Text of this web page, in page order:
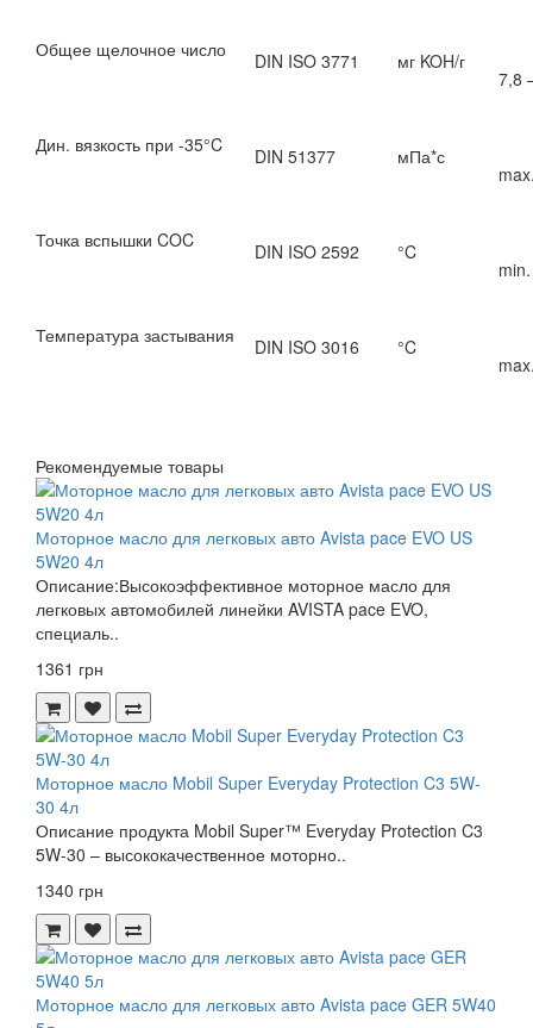
Общее щелочное число DIN ISO 3771 мг KOH/г
7,8
Дин. вязкость при -35°C DIN 51377 мПа*с
Точка вспышки COC DIN ISO 2592 °C
Температура застывания DIN ISO 3016 °C
Рекомендуемые товары
Моторное масло для легковых авто Avista pace EVO US
5W20 4л
Описание:Высокоэффективное моторное масло для
легковых автомобилей линейки AVISTA pace EVO,
специаль..
1361 грн
Моторное масло Mobil Super Everyday Protection C3 5W-
30 4л
Описание продукта Mobil Super™ Everyday Protection C3
5W-30 – высококачественное моторно..
1340 грн
Моторное масло для легковых авто Avista pace GER 5W40